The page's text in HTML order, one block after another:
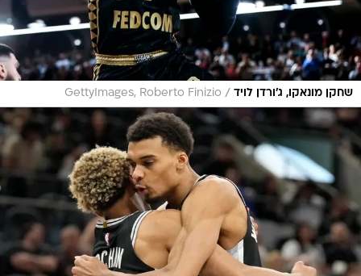
שחקן מונאקו, ג'ורדן לויד /
GettyImages, Roberto Finizio